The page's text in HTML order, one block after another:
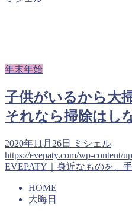
年末年始
子供がいるから大
それなら掃除はし
2020年11月26日
ミシェル
https://evepaty.com/wp-content/
EVEPATY｜身近なものを、
HOME
大晦日